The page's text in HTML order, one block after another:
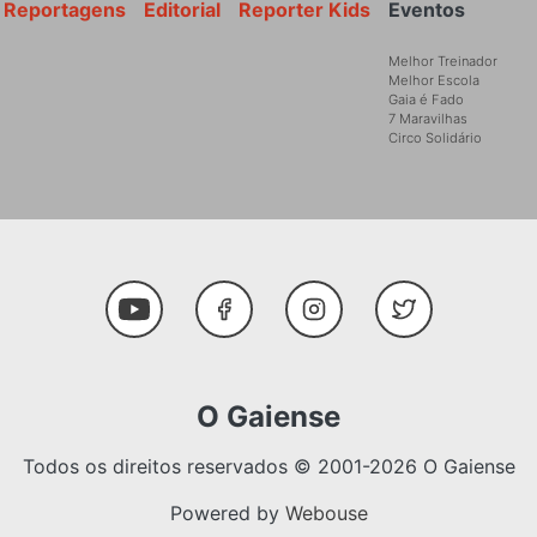
Eventos
Melhor Treinador
Melhor Escola
Gaia é Fado
7 Maravilhas
Circo Solidário
Reporter Kids
Editorial
Reportagens
Social Media
Youtube FacebookInstagramTwitter
O Gaiense
Todos os direitos reservados © 2001-2026 O Gaiense
Powered by Webouse